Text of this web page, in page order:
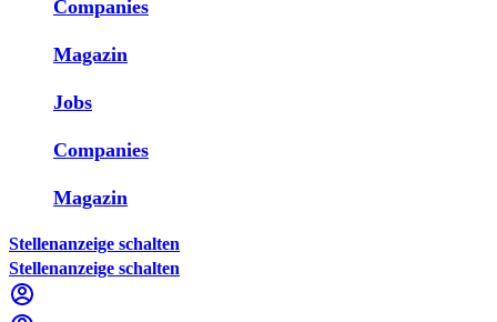
Companies
Magazin
Jobs
Companies
Magazin
Stellenanzeige schalten
Stellenanzeige schalten